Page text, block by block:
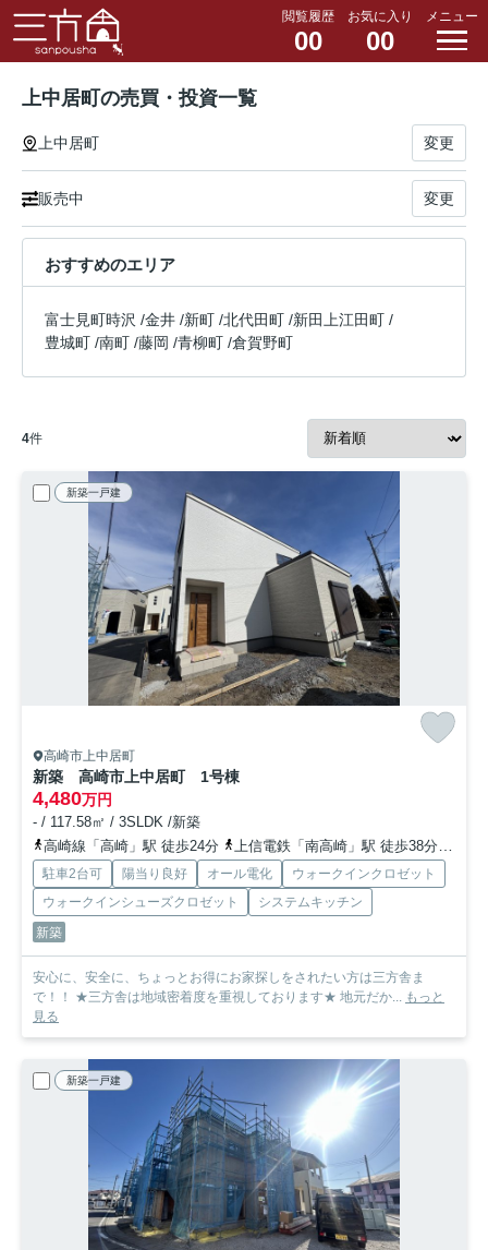
閲覧履歴
00
お気に入り
00
メニュー
上中居町の売買・投資一覧
上中居町 変更
販売中 変更
おすすめのエリア
富士見町時沢 /金井 /新町 /北代田町 /新田上江田町 /
豊城町 /南町 /藤岡 /青柳町 /倉賀野町
4件
新築一戸建
高崎市上中居町
新築 高崎市上中居町 1号棟
4,480万円
- / 117.58㎡ / 3SLDK /新築
高崎線「高崎」駅 徒歩24分
上信電鉄「南高崎」駅 徒歩38分
駐車2台可 陽当り良好 オール電化
ウォークインクロゼット
ウォークインシューズクロゼット
システムキッチン
新築
安心に、安全に、ちょっとお得にお家探しをされたい方は三方舎ま
で！！ ★三方舎は地域密着度を重視しております★ 地元だか... もっと
見る
新築一戸建